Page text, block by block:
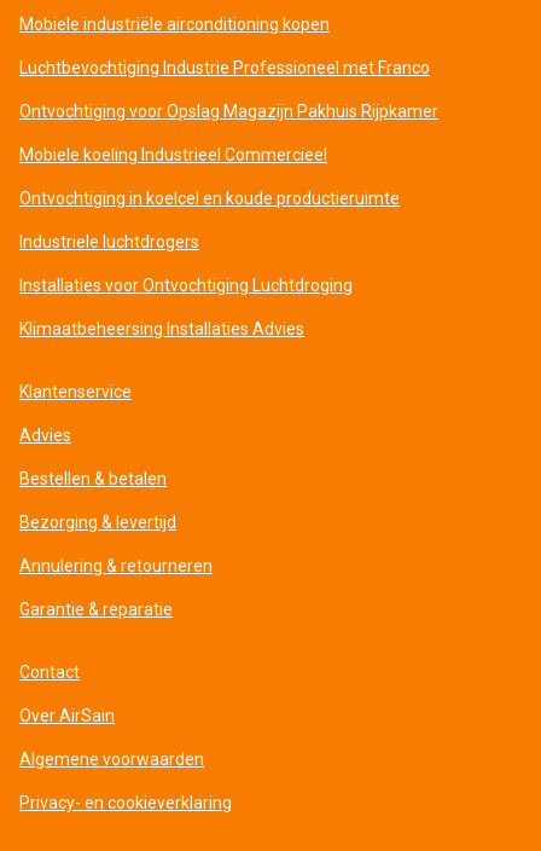
Mobiele industriële airconditioning kopen
Luchtbevochtiging Industrie Professioneel met Franco
Ontvochtiging voor Opslag Magazijn Pakhuis Rijpkamer
Mobiele koeling Industrieel Commercieel
Ontvochtiging in koelcel en koude productieruimte
Industriele luchtdrogers
Installaties voor Ontvochtiging Luchtdroging
Klimaatbeheersing Installaties Advies
Klantenservice
Advies
Bestellen & betalen
Bezorging & levertijd
Annulering & retourneren
Garantie & reparatie
Contact
Over AirSain
Algemene voorwaarden
Privacy- en cookieverklaring